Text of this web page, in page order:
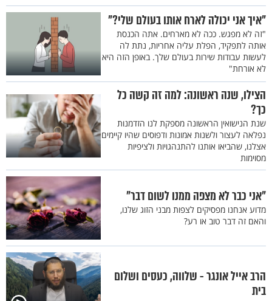
"איך אני יכולה לארח אותו בעולם שלי?"
"זה לא מפגש. ככה לא מארחים. אתה הכנסת
אותה לתפקיד, הפלת עליה אחריות, נתת לה
לעשות עבודות שירות בעולם שלך. באופן הזה היא
לא אורחת"
הצילו, שנה ראשונה: למה זה קשה כל
כך?
שנת הנישואין הראשונה מספקת לנו הזדמנות
נפלאה לעצור ולשנות אמונות ודפוסים שהיו קיימים
אצלנו, שהביאו אותנו להתנהגויות ולציפיות
מסוימות
"אני כבר לא מצפה ממנו לשום דבר"
מדוע אנחנו מפסיקים לצפות מבני הזוג שלנו,
והאם זה דבר טוב או רע?
הרב אייל אונגר - שלווה, כעסים ושלום
בית